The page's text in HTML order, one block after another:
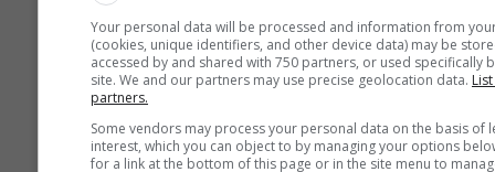
Your personal data will be processed and information from
(cookies, unique identifiers, and other device data) may be
accessed by and shared with 750 partners, or used specifically
site. We and our partners may use precise geolocation data.
partners.
Some vendors may process your personal data on the basis of
interest, which you can object to by managing your options
for a link at the bottom of this page or in the site menu to